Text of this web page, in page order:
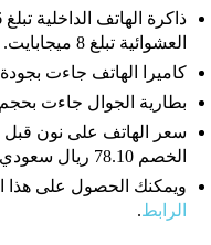
العشوائية تبلغ 8 ميجابايت.
كاميرا الهاتف جاءت بجودة VGA.
بطارية الجوال جاءت بحجم 1450 مللي أمبير وتقبل
الخصم 78.10 ريال سعودي.
ويمكنك الحصول على هذا
الرابط.